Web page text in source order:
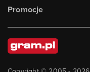
Promocje